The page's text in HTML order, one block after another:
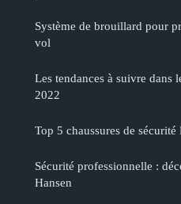
Système de brouillard pour
vol
Les tendances à suivre dans
2022
Top 5 chaussures de
Sécurité professionnelle :
Hansen